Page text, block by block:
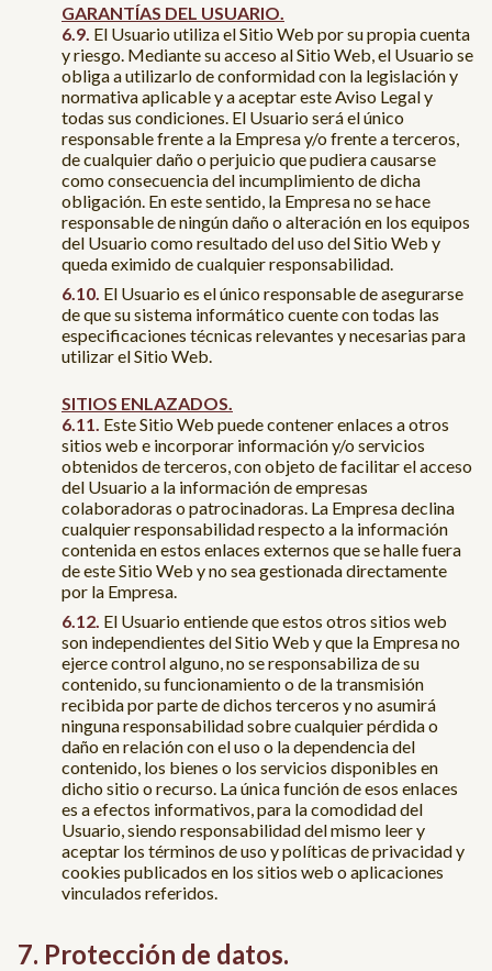
GARANTÍAS DEL USUARIO.
El Usuario utiliza el Sitio Web por su propia cuenta
y riesgo. Mediante su acceso al Sitio Web, el Usuario se
obliga a utilizarlo de conformidad con la legislación y
normativa aplicable y a aceptar este Aviso Legal y
todas sus condiciones. El Usuario será el único
responsable frente a la Empresa y/o frente a terceros,
de cualquier daño o perjuicio que pudiera causarse
como consecuencia del incumplimiento de dicha
obligación. En este sentido, la Empresa no se hace
responsable de ningún daño o alteración en los equipos
del Usuario como resultado del uso del Sitio Web y
queda eximido de cualquier responsabilidad.
El Usuario es el único responsable de asegurarse
de que su sistema informático cuente con todas las
especificaciones técnicas relevantes y necesarias para
utilizar el Sitio Web.
SITIOS ENLAZADOS.
Este Sitio Web puede contener enlaces a otros
sitios web e incorporar información y/o servicios
obtenidos de terceros, con objeto de facilitar el acceso
del Usuario a la información de empresas
colaboradoras o patrocinadoras. La Empresa declina
cualquier responsabilidad respecto a la información
contenida en estos enlaces externos que se halle fuera
de este Sitio Web y no sea gestionada directamente
por la Empresa.
El Usuario entiende que estos otros sitios web
son independientes del Sitio Web y que la Empresa no
ejerce control alguno, no se responsabiliza de su
contenido, su funcionamiento o de la transmisión
recibida por parte de dichos terceros y no asumirá
ninguna responsabilidad sobre cualquier pérdida o
daño en relación con el uso o la dependencia del
contenido, los bienes o los servicios disponibles en
dicho sitio o recurso. La única función de esos enlaces
es a efectos informativos, para la comodidad del
Usuario, siendo responsabilidad del mismo leer y
aceptar los términos de uso y políticas de privacidad y
cookies publicados en los sitios web o aplicaciones
vinculados referidos.
Protección de datos.